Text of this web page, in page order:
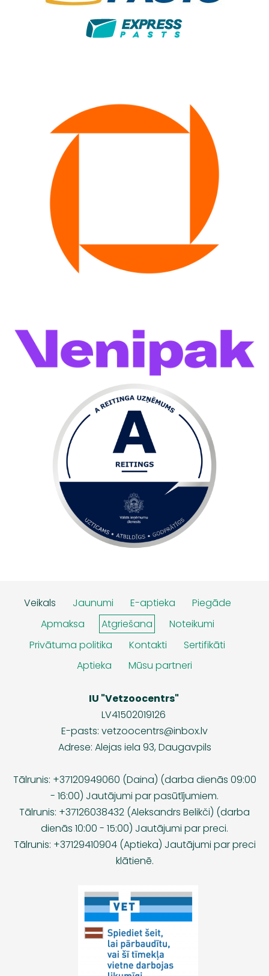
Veikals Jaunumi E-aptieka
Piegāde
Apmaksa
Atgriešana
Noteikumi
Privātuma politika
Kontakti
Sertifikāti
Aptieka
Mūsu partneri
IU "Vetzoocentrs"
LV41502019126
E-pasts: vetzoocentrs@inbox.lv
Adrese: Alejas iela 93, Daugavpils
Tālrunis: +37120949060 (Daina) (darba dienās 09:00
- 16:00) Jautājumi par pasūtījumiem.
Tālrunis: +37126038432 (Aleksandrs Belikči) (darba
dienās 10:00 - 15:00) Jautājumi par preci.
Tālrunis: +37129410904 (Aptieka) Jautājumi par preci
klātienē.